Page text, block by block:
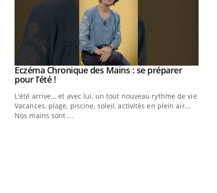
Youtube
Eczéma Chronique des Mains : se préparer
pour l’été !Youtube
L'été arrive… et avec lui, un tout nouveau rythme de vie !
Vacances, plage, piscine, soleil, activités en plein air…
Nos mains sont ...